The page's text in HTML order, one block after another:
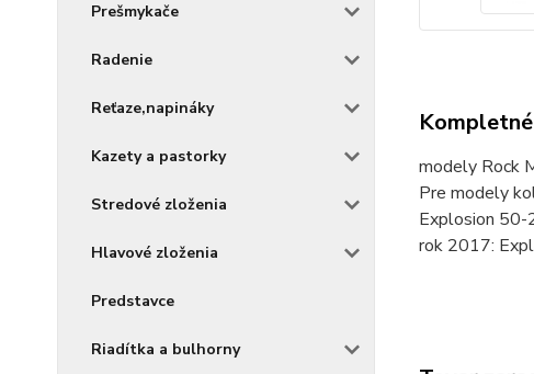
Prešmykače
Radenie
Reťaze,napináky
Kazety a pastorky
Stredové zloženia
Hlavové zloženia
Predstavce
Riadítka a bulhorny
modely Rock
Pre modely
Explosion 50-
rok 2017: